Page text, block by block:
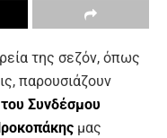
της σεζόν, όπως
παρουσιάζουν
Συνδέσμου
μας